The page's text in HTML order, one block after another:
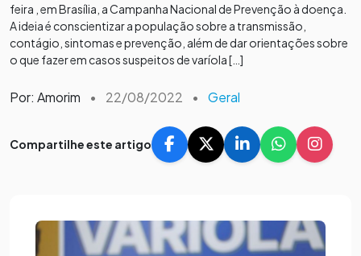
feira , em Brasília, a Campanha Nacional de Prevenção à doença.
A ideia é conscientizar a população sobre a transmissão,
contágio, sintomas e prevenção, além de dar orientações sobre
o que fazer em casos suspeitos de varíola […]
Por: Amorim • 22/08/2022 • Geral
Compartilhe este artigo